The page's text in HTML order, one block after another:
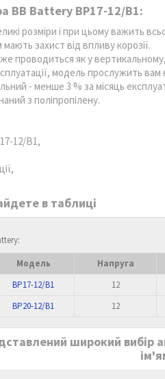
BB Battery BP17-12/B1:
розміри і при цьому важить
захист від впливу корозії.
проводиться як у
модель прослужить вам
- менше 3 % за місяць
з поліпропілену.
12/B1,
в таблиці
Модель
Напруга
BP17-12/B1
12
BP20-12/B1
12
широкий вибір